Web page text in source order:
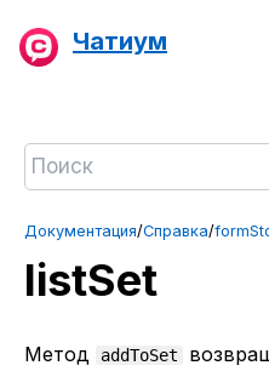
Чатиум
Документация/Справка/
listSet
Метод addToSet